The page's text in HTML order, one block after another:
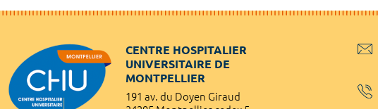
CENTRE HOSPITALIER
UNIVERSITAIRE DE
MONTPELLIER
191 av. du Doyen Giraud